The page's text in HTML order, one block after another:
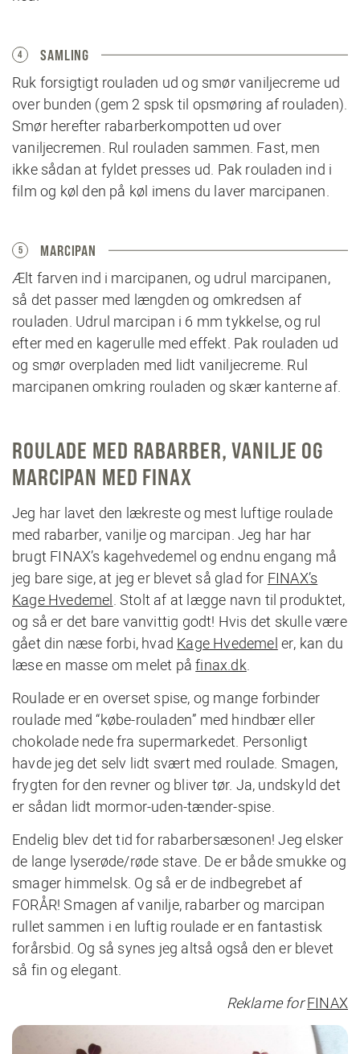
4 SAMLING
Ruk forsigtigt rouladen ud og smør vaniljecreme ud
over bunden (gem 2 spsk til opsmøring af rouladen).
Smør herefter rabarberkompotten ud over
vaniljecremen. Rul rouladen sammen. Fast, men
ikke sådan at fyldet presses ud. Pak rouladen ind i
film og køl den på køl imens du laver marcipanen.
5 MARCIPAN
Ælt farven ind i marcipanen, og udrul marcipanen,
så det passer med længden og omkredsen af
rouladen. Udrul marcipan i 6 mm tykkelse, og rul
efter med en kagerulle med effekt. Pak rouladen ud
og smør overpladen med lidt vaniljecreme. Rul
marcipanen omkring rouladen og skær kanterne af.
ROULADE MED RABARBER, VANILJE OG
MARCIPAN MED FINAX
Jeg har lavet den lækreste og mest luftige roulade
med rabarber, vanilje og marcipan. Jeg har har
brugt FINAX’s kagehvedemel og endnu engang må
jeg bare sige, at jeg er blevet så glad for FINAX’s
Kage Hvedemel. Stolt af at lægge navn til produktet,
og så er det bare vanvittig godt! Hvis det skulle være
gået din næse forbi, hvad Kage Hvedemel er, kan du
læse en masse om melet påfinax.dk.
Roulade er en overset spise, og mange forbinder
roulade med “købe-rouladen” med hindbær eller
chokolade nede fra supermarkedet. Personligt
havde jeg det selv lidt svært med roulade. Smagen,
frygten for den revner og bliver tør. Ja, undskyld det
er sådan lidt mormor-uden-tænder-spise.
Endelig blev det tid for rabarbersæsonen! Jeg elsker
de lange lyserøde/røde stave. De er både smukke og
smager himmelsk. Og så er de indbegrebet af
FORÅR! Smagen af vanilje, rabarber og marcipan
rullet sammen i en luftig roulade er en fantastisk
forårsbid. Og så synes jeg altså også den er blevet
så fin og elegant.
Reklame forFINAX